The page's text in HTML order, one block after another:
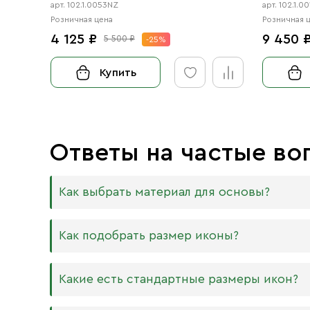
арт. 102.1.0053NZ
Розничная цена
4 125 ₽ 5 500 ₽ -25%
Купить
цаты»
арт.
Розничная
9 450
Ответы на частые
Как выбрать материал для основы?
Мы изготавливаем иконы на трёх разных видах
МДФ. Ламинированная древесно-
Как подобрать размер иконы?
Никаких строгих правил по тому, какого
Какие есть стандартные размеры икон?